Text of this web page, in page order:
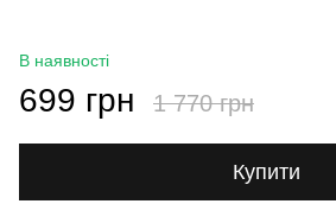
В наявності
699 грн 1 770 грн
Купити